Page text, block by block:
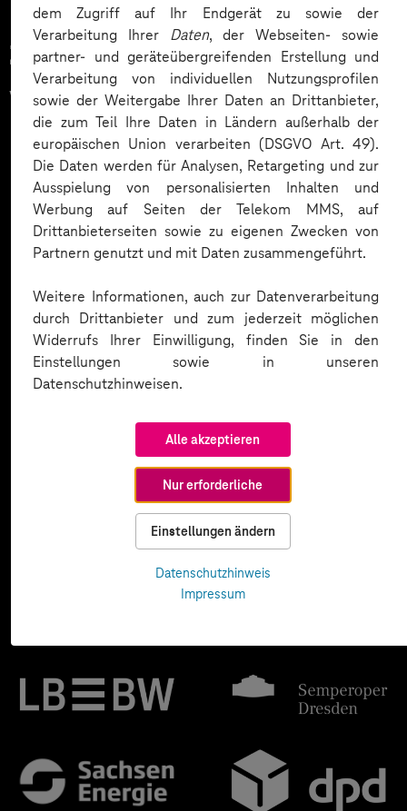
dem Zugriff auf Ihr Endgerät zu sowie der
Verarbeitung Ihrer Daten, der Webseiten- sowie
partner- und geräteübergreifenden Erstellung und
Verarbeitung von individuellen Nutzungsprofilen
sowie der Weitergabe Ihrer Daten an Drittanbieter,
die zum Teil Ihre Daten in Ländern außerhalb der
europäischen Union verarbeiten (DSGVO Art. 49).
Die Daten werden für Analysen, Retargeting und zur
Ausspielung von personalisierten Inhalten und
Werbung auf Seiten der Telekom MMS, auf
Drittanbieterseiten sowie zu eigenen Zwecken von
Partnern genutzt und mit Daten zusammengeführt.
Weitere Informationen, auch zur Datenverarbeitung
durch Drittanbieter und zum jederzeit möglichen
Widerrufs Ihrer Einwilligung, finden Sie in den
Einstellungen sowie in unseren
Datenschutzhinweisen.
Alle akzeptieren
Nur erforderliche
Einstellungen ändern
Datenschutzhinweis
Impressum
Zahlreiche Unternehmen
vertrauen auf unsere
Expertise. Hier eine Auswahl: